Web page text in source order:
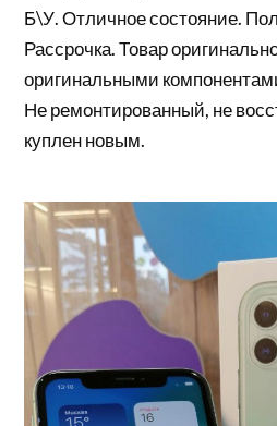
Б\У. Отличное состояние.
Рассрочка. Товар
оригинальными
Не ремонтированный, не
куплен новым.